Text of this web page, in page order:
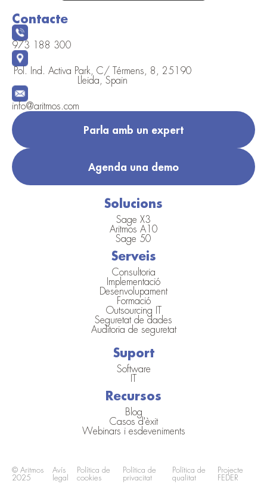
Contacte
973 188 300
Pol. Ind. Activa Park, C/ Térmens, 8, 25190
Lleida, Spain
info@aritmos.com
Parla amb un expert
Agenda una demo
Solucions
Sage X3
Aritmos A10
Sage 50
Serveis
Consultoria
Implementació
Desenvolupament
Formació
Outsourcing IT
Seguretat de dades
Auditoria de seguretat
Suport
Software
IT
Recursos
Blog
Casos d'èxit
Webinars i esdeveniments
© Aritmos
2025
Avís
legal
Política de
cookies
Política de
privacitat
Política de
qualitat
Projecte
FEDER